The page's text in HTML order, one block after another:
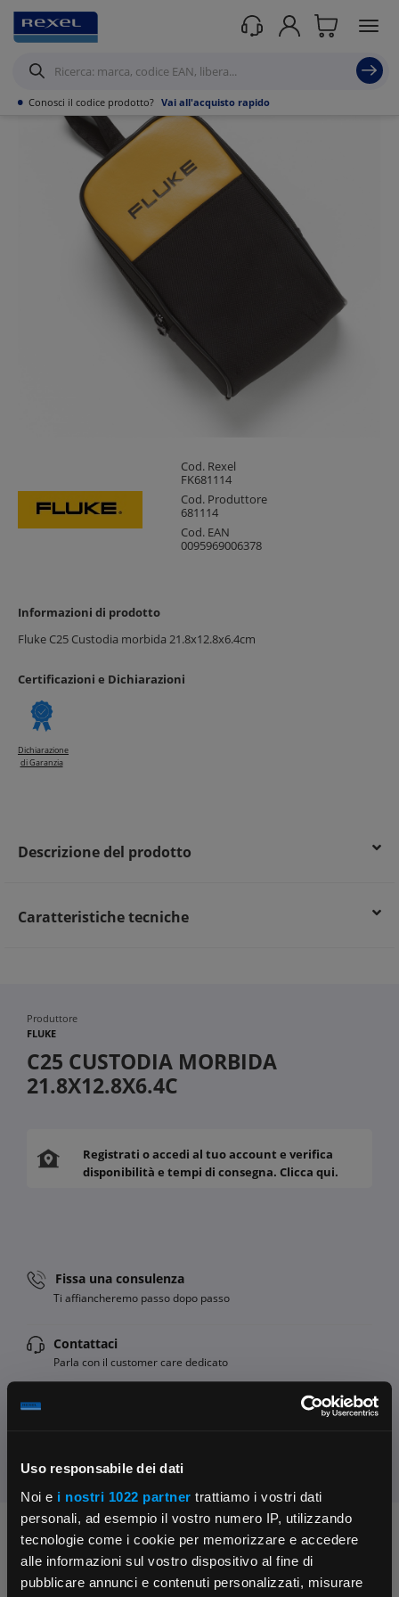
Uso responsabile dei dati
Noi e i nostri 1022 partner trattiamo i vostri dati
personali, ad esempio il vostro numero IP, utilizzando
tecnologie come i cookie per memorizzare e accedere
alle informazioni sul vostro dispositivo al fine di
pubblicare annunci e contenuti personalizzati, misurare
• Conosci il codice prodotto? Vai all'acquisto rapido
Prodotti /Utensili / Multimetri/
Cod. Rexel
FK681114
Cod. Produttore
681114
Cod. EAN
0095969006378
Informazioni di prodotto
Fluke C25 Custodia morbida 21.8x12.8x6.4cm
Certificazioni e Dichiarazioni
Dichiarazione
di Garanzia
Descrizione del prodotto
Caratteristiche tecniche
Produttore
FLUKE
C25 CUSTODIA MORBIDA
21.8X12.8X6.4C
Registrati o accedi al tuo account e verifica
disponibilità e tempi di consegna. Clicca qui.
Fissa una consulenza
Ti affiancheremo passo dopo passo
Contattaci
Parla con il customer care dedicato
Condividi:
Chiedi ai nostri tecnici